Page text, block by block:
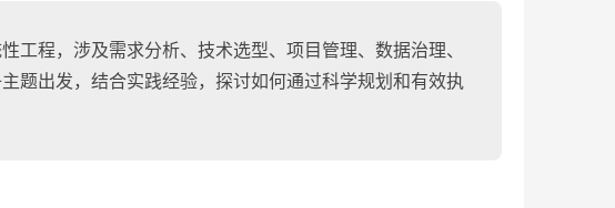
工程，涉及需求分析、技术选型、项目管理、数据治理、
题出发，结合实践经验，探讨如何通过科学规划和有效执